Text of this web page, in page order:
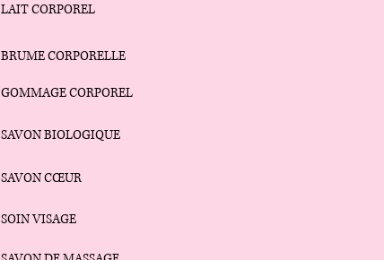
LAIT CORPOREL
BRUME CORPORELLE
GOMMAGE CORPOREL
SAVON BIOLOGIQUE
SAVON CŒUR
SOIN VISAGE